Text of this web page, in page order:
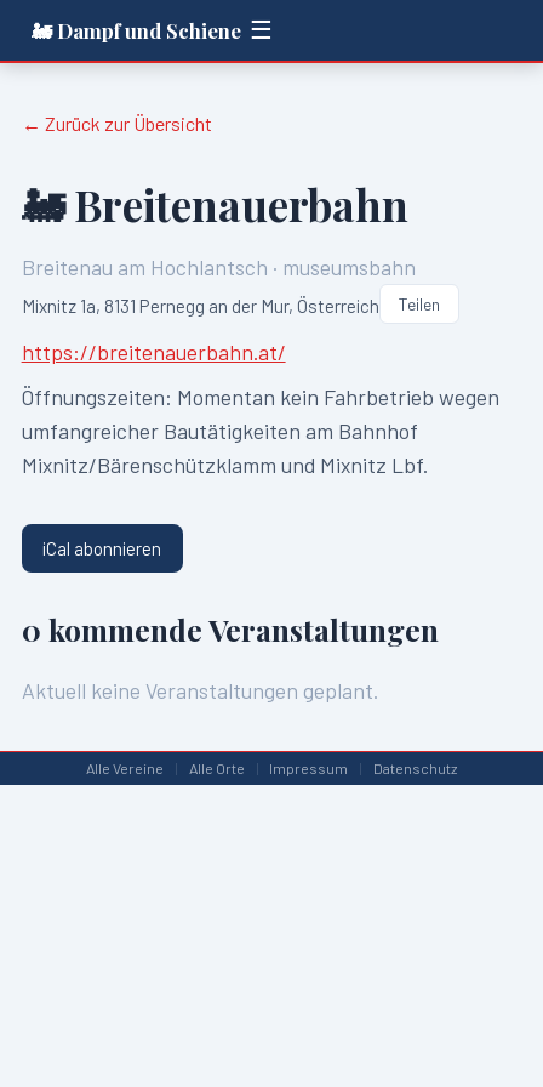
🚂 Dampf und Schiene ☰
← Zurück zur Übersicht
🚂 Breitenauerbahn
Breitenau am Hochlantsch · museumsbahn
Mixnitz 1a, 8131 Pernegg an der Mur, Österreich Teilen
https://breitenauerbahn.at/
Öffnungszeiten: Momentan kein Fahrbetrieb wegen
umfangreicher Bautätigkeiten am Bahnhof
Mixnitz/Bärenschützklamm und Mixnitz Lbf.
iCal abonnieren
0 kommende Veranstaltungen
Aktuell keine Veranstaltungen geplant.
Alle Vereine | Alle Orte | Impressum | Datenschutz